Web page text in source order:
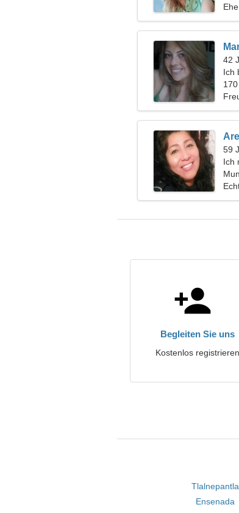
Ehe
42
Ich
59
Ich
Begleiten Sie uns
Kostenlos registrieren
Tlalnepantla
Ensenada